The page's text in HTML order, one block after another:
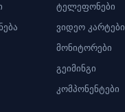
ტელეფონები
ვიდეო კარტები
მონიტორები
გეიმინგი
კომპონენტები